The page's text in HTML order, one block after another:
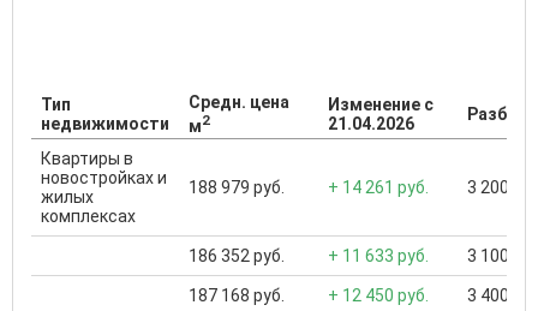
Тип
недвижимости
Средн. цена
м2
Изменение с
21.04.2026
Квартиры в
новостройках и
жилых
комплексах
188 979 руб. + 14 261 руб. 3 200
186 352 руб. + 11 633 руб. 3 100
187 168 руб. + 12 450 руб. 3 400